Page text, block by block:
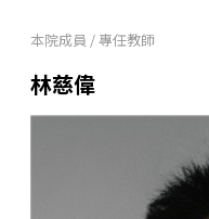
本院成員 /專任教師
林慈偉